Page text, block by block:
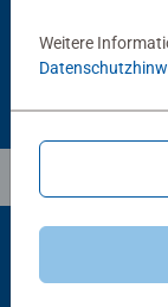
Weitere